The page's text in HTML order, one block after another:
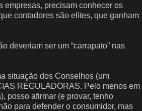
empresas, precisam conhecer os
contadores são elites, que ganham
deveriam ser um “carrapato” nas
situação dos Conselhos (um
REGULADORAS. Pelo menos em
posso afirmar (e provar, tenho
para defender o consumidor, mas